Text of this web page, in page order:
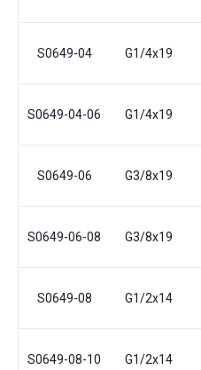
S0649-04 G1/4x19
S0649-04-06 G1/4x19
S0649-06 G3/8x19
S0649-06-08 G3/8x19
S0649-08 G1/2x14
S0649-08-10 G1/2x14